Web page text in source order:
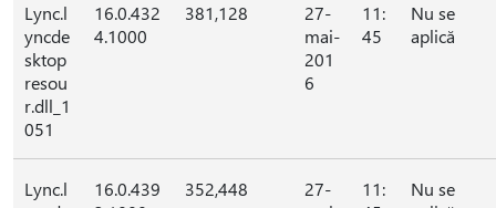
Lync.l
yncde
sktop
resou
r.dll_1
051
16.0.432
4.1000
381,128
27-
mai-
201
6
11:
45
Nu se
aplică
Lync.l
16.0.439
352,448
27-
11:
Nu se